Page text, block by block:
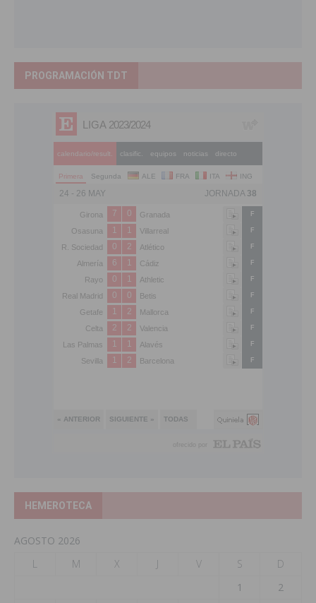
PROGRAMACIÓN TDT
HEMEROTECA
AGOSTO 2026
L
M X J V S
D
1
2